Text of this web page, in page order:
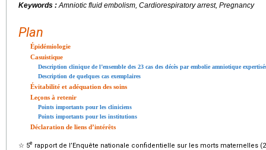
Keywords : Amniotic fluid embolism, Cardiorespiratory arrest, Pregnancy
Plan
Épidémiologie
Casuistique
Description clinique de l’ensemble des 23 cas des décès par embolie amniotique
Description de quelques cas exemplaires
Évitabilité et adéquation des soins
Leçons à retenir
Points importants pour les cliniciens
Points importants pour les institutions
Déclaration de liens d’intérêts
☆ 5e rapport de l’Enquête nationale confidentielle sur les morts maternelles